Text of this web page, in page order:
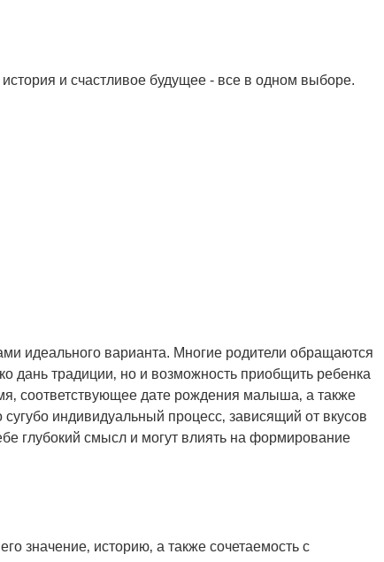
и счастливое будущее - все в одном выборе.
идеального варианта. Многие родители обращаются
дань традиции‚ но и возможность приобщить ребенка
соответствующее дате рождения малыша‚ а также
сугубо индивидуальный процесс‚ зависящий от вкусов
глубокий смысл и могут влиять на формирование
значение‚ историю‚ а также сочетаемость с